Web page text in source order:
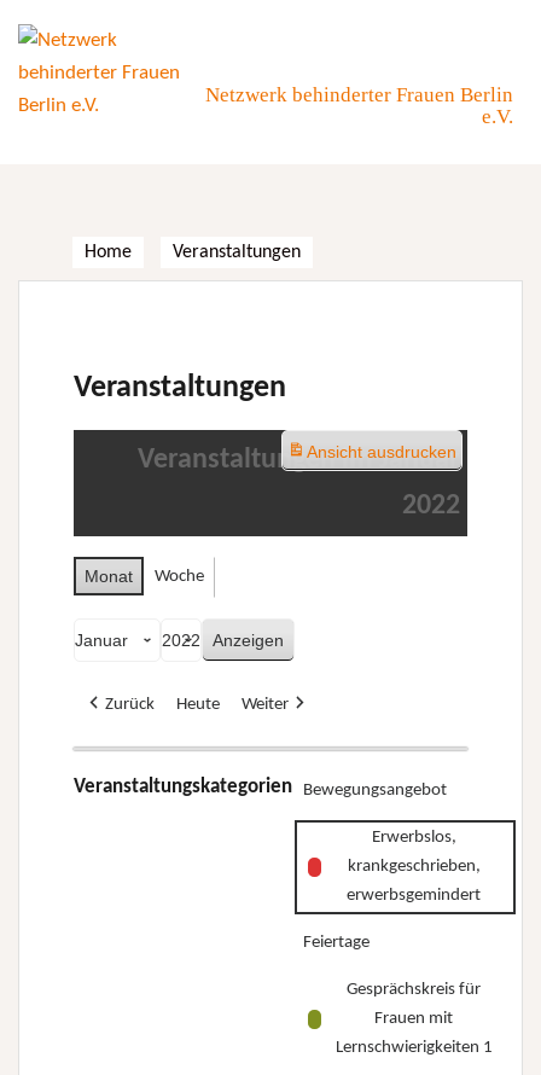
content
Netzwerk behinderter Frauen Berlin
e.V.
Home Veranstaltungen
Veranstaltungen
Veranstaltungen im Januar
2022
Monat Woche
Zurück Heute Weiter
Veranstaltungskategorien Bewegungsangebot
Erwerbslos,
krankgeschrieben,
erwerbsgemindert
Feiertage
Gesprächskreis für
Frauen mit
Lernschwierigkeiten 1
Ansichtausdrucken